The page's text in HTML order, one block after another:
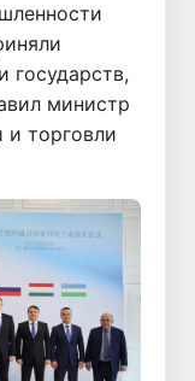
государств,
министр
торговли